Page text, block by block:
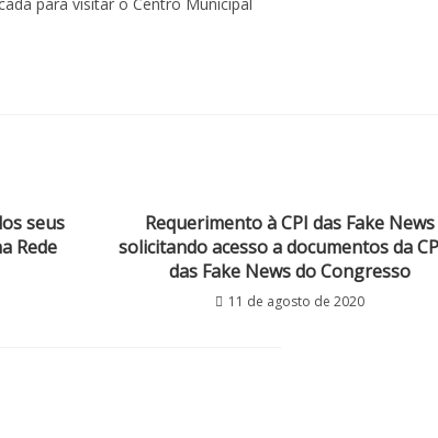
seus
Rede
Requerimento à CPI das Fake News
solicitando acesso a documentos da
das Fake News do Congresso
11 de agosto de 2020